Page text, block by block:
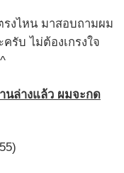
รงไหน มาสอบถามผม
รับ ไม่ต้องเกรงใจ
ล่างแล้ว ผมจะกด